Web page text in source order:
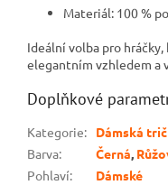
Materiál: 100 %
Ideální volba pro
elegantním vzhledem a
Doplňkové
Kategorie:
Dámská
Barva: Černá,
Pohlaví:
Dámské